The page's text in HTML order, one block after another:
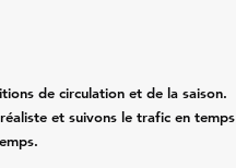
de circulation et de la saison.
et suivons le trafic en temps